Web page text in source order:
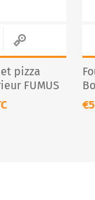
pizza
FUMUS